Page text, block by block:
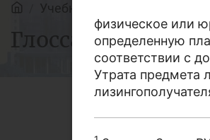
Для банковских
агентов
Учебные материалы
Глоссарий
физическое или
определенную
соответствии с
Утрата предмета